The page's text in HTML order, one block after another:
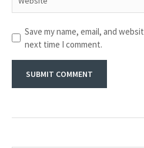
Save my name, email, and
next time I comment.